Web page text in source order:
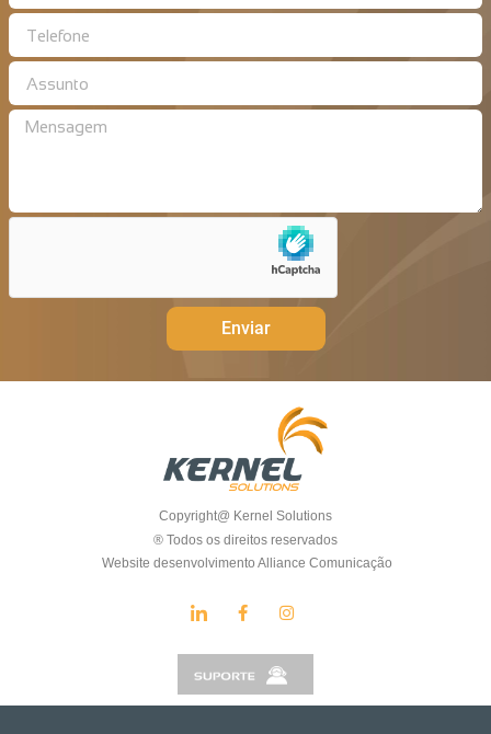
Enviar
Copyright@ Kernel Solutions
® Todos os direitos reservados
Website desenvolvimento Alliance Comunicação